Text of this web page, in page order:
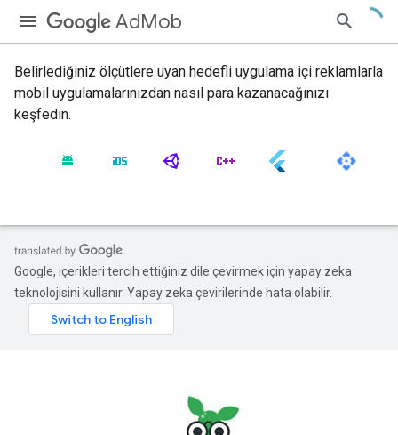
AdMob
Belirlediğiniz ölçütlere uyan hedefli uygulama içi reklamlarla
mobil uygulamalarınızdan nasıl para kazanacağınızı
keşfedin.
Google, içerikleri tercih ettiğiniz dile çevirmek için yapay zeka
teknolojisini kullanır. Yapay zeka çevirilerinde hata olabilir.